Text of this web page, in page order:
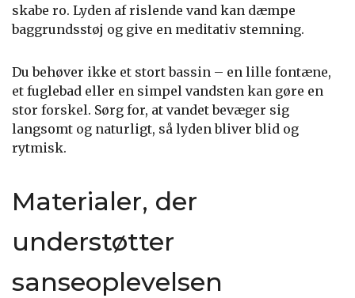
skabe ro. Lyden af rislende vand kan dæmpe
baggrundsstøj og give en meditativ stemning.
Du behøver ikke et stort bassin – en lille fontæne,
et fuglebad eller en simpel vandsten kan gøre en
stor forskel. Sørg for, at vandet bevæger sig
langsomt og naturligt, så lyden bliver blid og
rytmisk.
Materialer, der
understøtter
sanseoplevelsen